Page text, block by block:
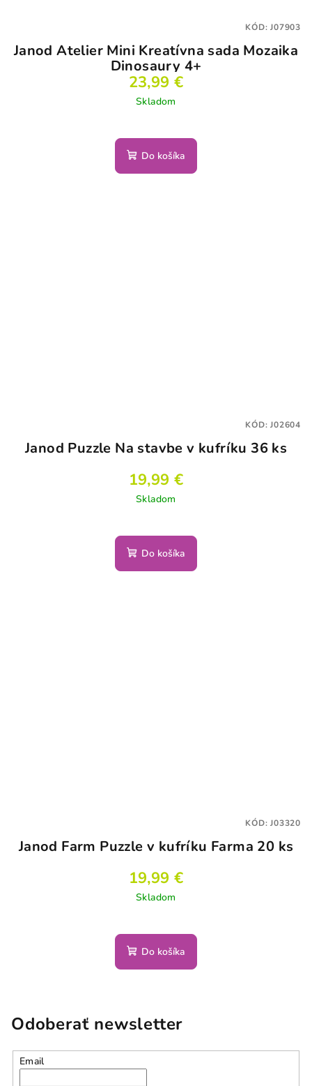
Janod Atelier Mini Kreatívna sada Mozaika
Dinosaury 4+
23,99 €
Skladom
Do košíka
KÓD:J07903
Janod Puzzle Na stavbe v kufríku 36 ks
19,99 €
Skladom
Do košíka
KÓD:J02604
Janod Farm Puzzle v kufríku Farma 20 ks
19,99 €
Skladom
Do košíka
KÓD:J03320
Odoberať newsletter
Email